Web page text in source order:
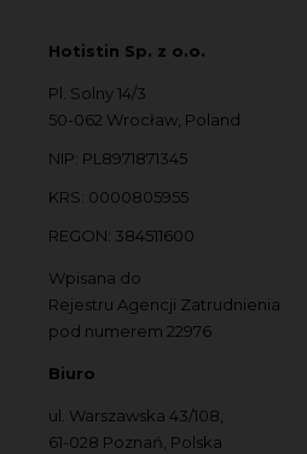
Hotistin Sp. z o.o.
Pl. Solny 14/3
50-062 Wrocław, Poland
NIP: PL8971871345
KRS: 0000805955
REGON: 384511600
Wpisana do
Rejestru Agencji Zatrudnienia
pod numerem 22976
Biuro
ul. Warszawska 43/108,
61-028 Poznań, Polska